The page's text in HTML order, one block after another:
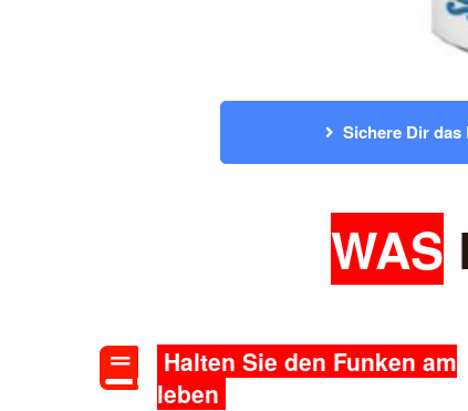
Sichere Dir
WAS
Halten Sie den Funken am
leben